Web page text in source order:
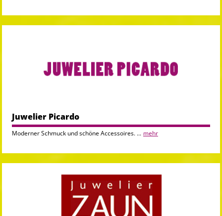
Juwelier Picardo
Moderner Schmuck und schöne Accessoires. ... mehr